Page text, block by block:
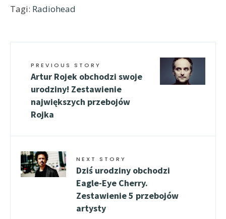
Tagi: Radiohead
PREVIOUS STORY
Artur Rojek obchodzi swoje
urodziny! Zestawienie
największych przebojów
Rojka
NEXT STORY
Dziś urodziny obchodzi
Eagle-Eye Cherry.
Zestawienie 5 przebojów
artysty